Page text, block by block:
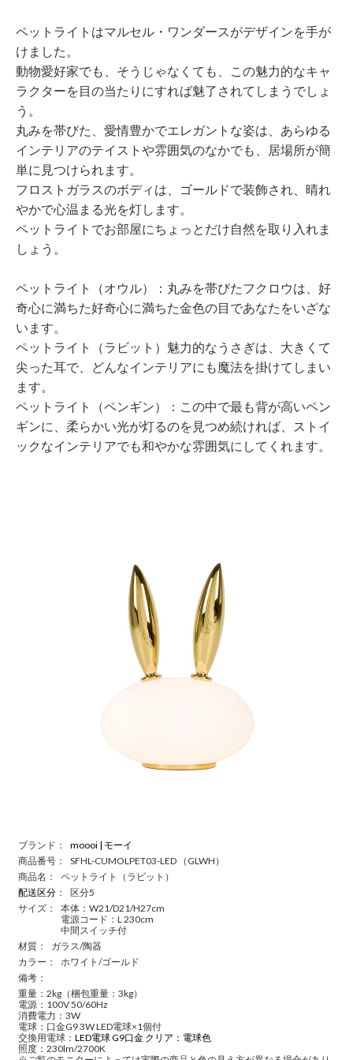
ペットライトはマルセル・ワンダースがデザインを手が
けました。
動物愛好家でも、そうじゃなくても、この魅力的なキャ
ラクターを目の当たりにすれば魅了されてしまうでしょ
う。
丸みを帯びた、愛情豊かでエレガントな姿は、あらゆる
インテリアのテイストや雰囲気のなかでも、居場所が簡
単に見つけられます。
フロストガラスのボディは、ゴールドで装飾され、晴れ
やかで心温まる光を灯します。
ペットライトでお部屋にちょっとだけ自然を取り入れま
しょう。
ペットライト（オウル）：丸みを帯びたフクロウは、好
奇心に満ちた好奇心に満ちた金色の目であなたをいざな
います。
ペットライト（ラビット）魅力的なうさぎは、大きくて
尖った耳で、どんなインテリアにも魔法を掛けてしまい
ます。
ペットライト（ペンギン）：この中で最も背が高いペン
ギンに、柔らかい光が灯るのを見つめ続ければ、ストイ
ックなインテリアでも和やかな雰囲気にしてくれます。
ブランド：
moooi | モーイ
商品番号：
SFHL-CUMOLPET03-LED （GLWH）
商品名：
ペットライト（ラビット）
配送区分 ：
区分5
サイズ：
本体：W21/D21/H27cm
電源コード：L 230cm
中間スイッチ付
材質：
ガラス/陶器
カラー：
ホワイト/ゴールド
備考：
重量：2kg（梱包重量：3kg）
電源：100V 50/60Hz
消費電力：3W
電球：口金G9 3W LED電球×1個付
交換用電球： LED電球 G9口金 クリア：電球色
照度：230lm/2700K